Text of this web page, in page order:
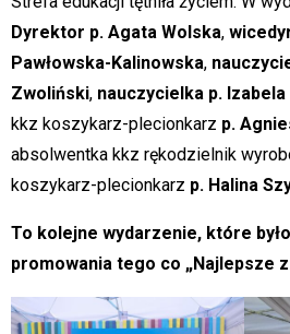
Dyrektor p. Agata Wolska,
Pawłowska-Kalinowska,
Zwoliński, nauczycielka p.
kkz koszykarz-plecionkarz p.
absolwentka kkz rękodzielnik
koszykarz-plecionkarz p. Halina
To kolejne wydarzenie, które
promowania tego co „Najlepsze